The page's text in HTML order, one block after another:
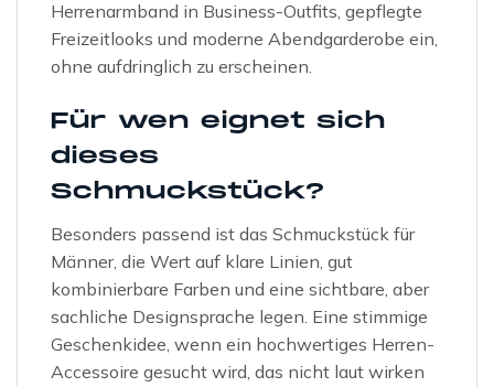
Herrenarmband in Business-Outfits, gepflegte
Freizeitlooks und moderne Abendgarderobe ein,
ohne aufdringlich zu erscheinen.
Für wen eignet sich
dieses
Schmuckstück?
Besonders passend ist das Schmuckstück für
Männer, die Wert auf klare Linien, gut
kombinierbare Farben und eine sichtbare, aber
sachliche Designsprache legen. Eine stimmige
Geschenkidee, wenn ein hochwertiges Herren-
Accessoire gesucht wird, das nicht laut wirken